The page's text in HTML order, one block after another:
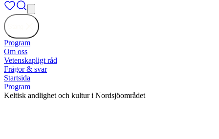
Program
Om oss
Vetenskapligt råd
Frågor & svar
Startsida
Program
Keltisk andlighet och kultur i Nordsjöområdet